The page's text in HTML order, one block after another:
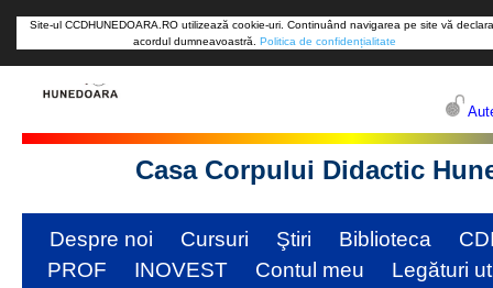
Site-ul CCDHUNEDOARA.RO utilizează cookie-uri. Continuând navigarea pe site vă
acordul dumneavoastră. Politica de confidențialitate
Casa Corpului Didactic
Despre noi Cursuri Ştiri Biblioteca
PROF
INOVEST Contul meu
Legături